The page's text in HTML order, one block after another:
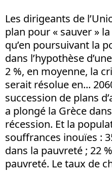
Les dirigeants de
plan pour « sauver »
qu’en poursuivant la
dans l’hypothèse
2 %, en moyenne, la
serait résolue en...
succession de plans
a plongé la Grèce
récession. Et la
souffrances inouïes :
dans la pauvreté ; 22
pauvreté. Le taux de